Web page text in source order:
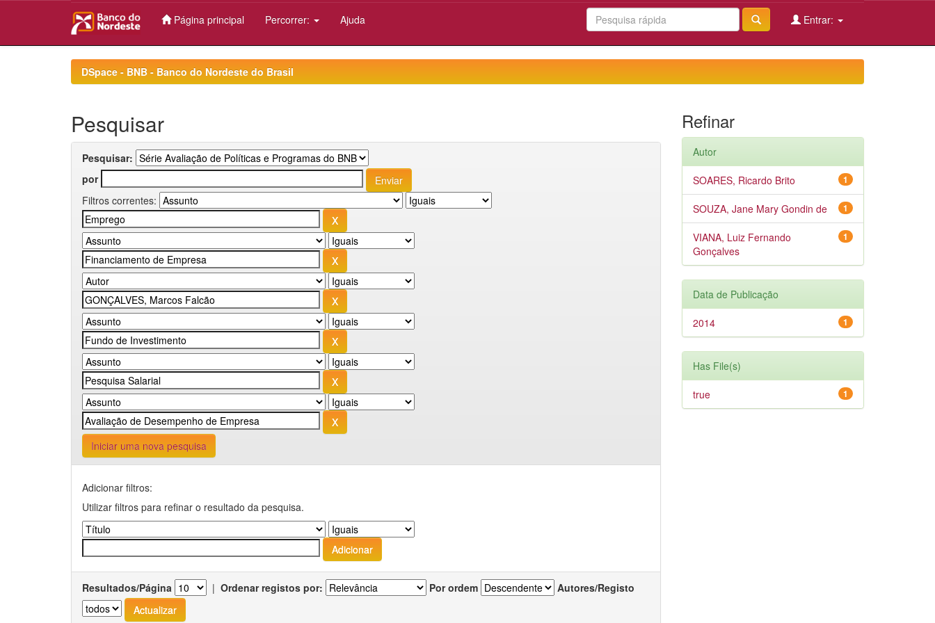
Página principal Percorrer: Ajuda Entrar:
DSpace - BNB - Banco do Nordeste do Brasil
Pesquisar
Pesquisar:
por
Filtros correntes:
Iniciar uma nova pesquisa
Adicionar filtros:
Utilizar filtros para refinar o resultado da pesquisa.
Resultados/Página | Ordenar registos por: Por ordem Autores/Registo
Refinar
Autor
1
SOARES, Ricardo Brito
1
SOUZA, Jane Mary Gondin de
1
VIANA, Luiz Fernando
Gonçalves
Data de Publicação
1
2014
Has File(s)
1
true